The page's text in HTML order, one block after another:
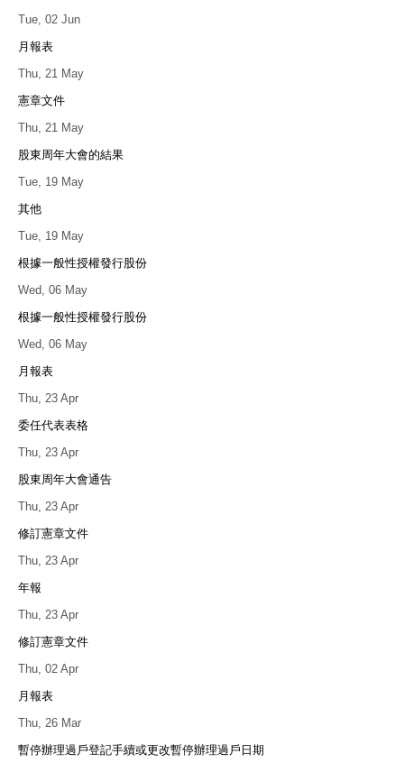
Tue, 02 Jun
月報表
Thu, 21 May
憲章文件
Thu, 21 May
股東周年大會的結果
Tue, 19 May
其他
Tue, 19 May
根據一般性授權發行股份
Wed, 06 May
根據一般性授權發行股份
Wed, 06 May
月報表
Thu, 23 Apr
委任代表表格
Thu, 23 Apr
股東周年大會通告
Thu, 23 Apr
修訂憲章文件
Thu, 23 Apr
年報
Thu, 23 Apr
修訂憲章文件
Thu, 02 Apr
月報表
Thu, 26 Mar
暫停辦理過戶登記手續或更改暫停辦理過戶日期